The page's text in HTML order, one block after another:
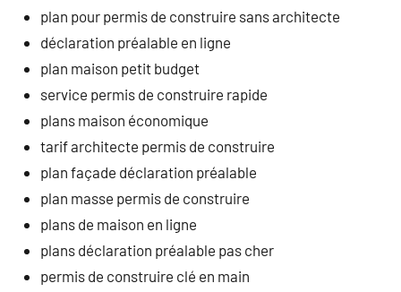
plan pour permis de construire sans architecte
déclaration préalable en ligne
plan maison petit budget
service permis de construire rapide
plans maison économique
tarif architecte permis de construire
plan façade déclaration préalable
plan masse permis de construire
plans de maison en ligne
plans déclaration préalable pas cher
permis de construire clé en main